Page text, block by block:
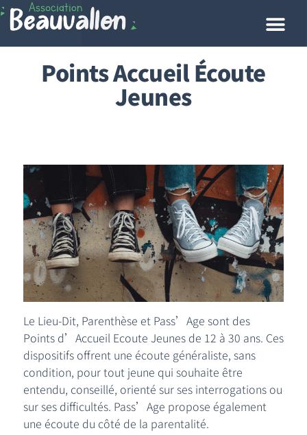
Points Accueil Écoute
Jeunes
Le Lieu-Dit, Parenthèse et Pass’Age sont des
Points d’Accueil Ecoute Jeunes de 12 à 30 ans. Ces
dispositifs offrent une écoute généraliste, sans
condition, pour tout jeune qui souhaite être
entendu, conseillé, orienté sur ses interrogations ou
sur ses difficultés. Pass’Age propose également
une écoute du côté de la parentalité.